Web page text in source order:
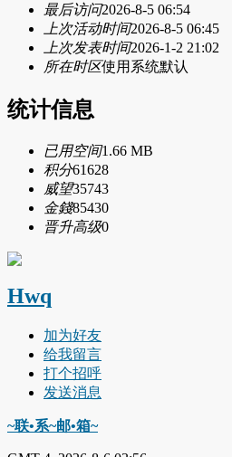
最后访问2026-8-5 06:54
上次活动时间2026-8-5 06:45
上次发表时间2026-1-2 21:02
所在时区使用系统默认
统计信息
已用空间1.66 MB
积分61628
威望35743
金錢85430
晋升高级0
Hwq
加为好友
给我留言
打个招呼
发送消息
~联•系~邮•箱~